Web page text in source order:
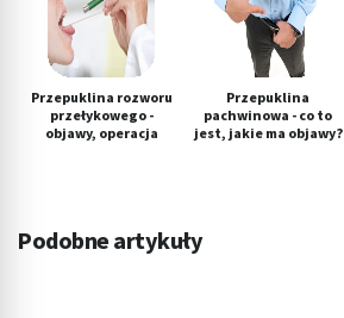
Przepuklina rozworu
przełykowego -
objawy, operacja
Przepuklina
pachwinowa - co to
jest, jakie ma objawy?
Podobne artykuły